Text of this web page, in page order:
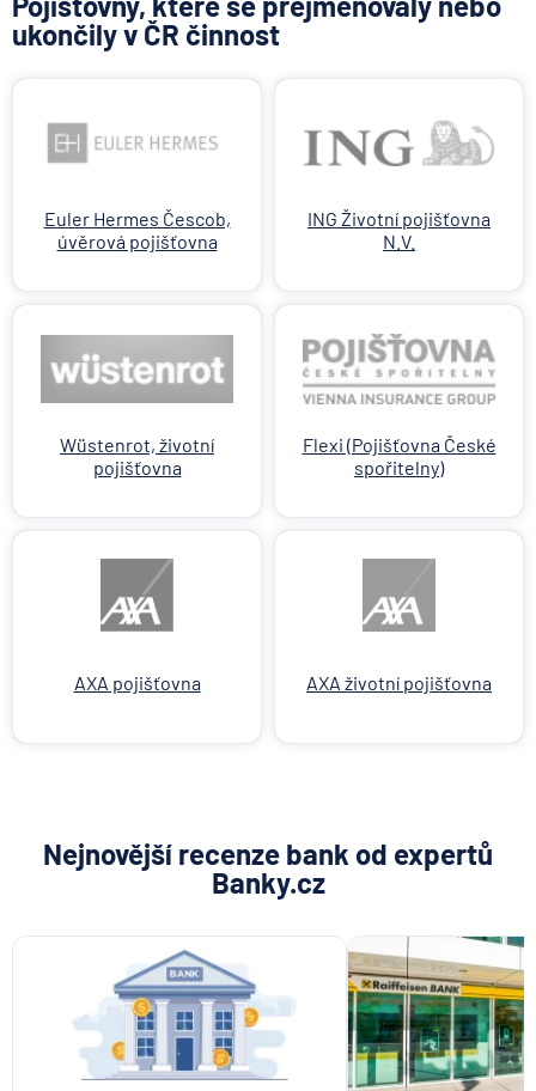
ukončily v ČR činnost
Euler Hermes Čescob,
úvěrová pojišťovna
ING Životní pojišťovna
N.V.
Wüstenrot, životní
pojišťovna
Flexi (Pojišťovna České
spořitelny)
AXA pojišťovna AXA životní pojišťovna
Nejnovější recenze bank od expertů
Banky.cz